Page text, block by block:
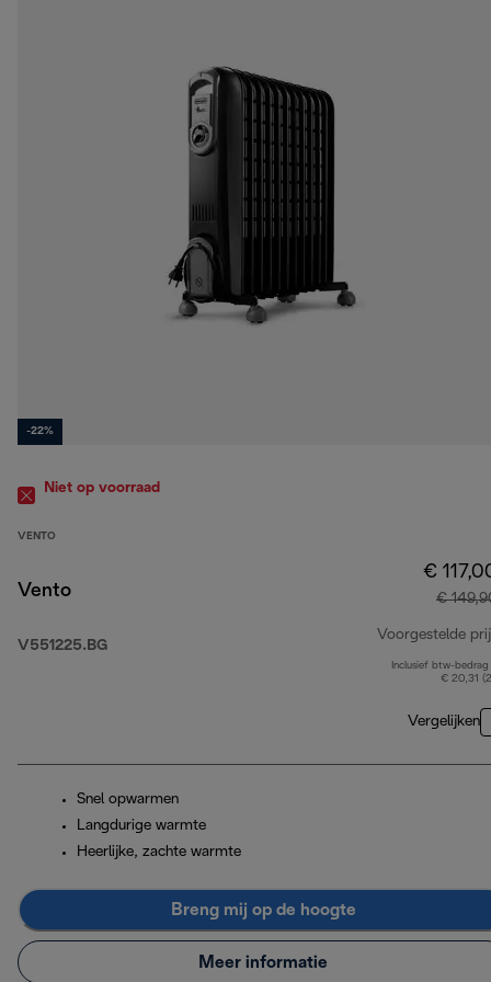
-22%
Niet op voorraad
VENTO
Vento
V551225.BG
€
€
Voorgestelde
Inclusief btw-bedrag
€ 20,31
Vergelijken
Snel opwarmen
Langdurige warmte
Heerlijke, zachte warmte
Breng mij op de hoogte
Meer informatie